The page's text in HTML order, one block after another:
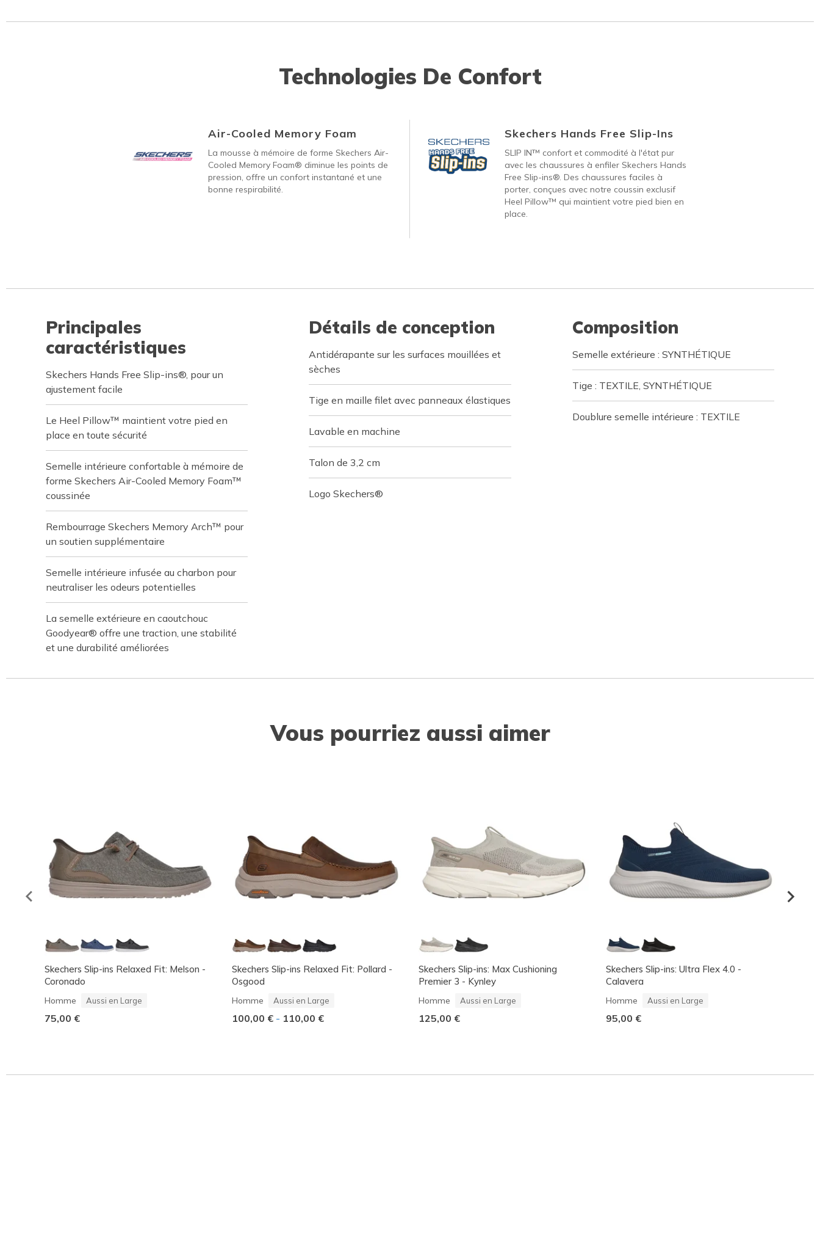
Technologies De Confort
Air-Cooled Memory Foam
La mousse à mémoire de forme Skechers Air-
Cooled Memory Foam® diminue les points de
pression, offre un confort instantané et une
bonne respirabilité.
Skechers Hands Free Slip-Ins
SLIP IN™ confort et commodité à l'état pur
avec les chaussures à enfiler Skechers Hands
Free Slip-ins®. Des chaussures faciles à
porter, conçues avec notre coussin exclusif
Heel Pillow™ qui maintient votre pied bien en
place.
Principales
caractéristiques
Skechers Hands Free Slip-ins®, pour un
ajustement facile
Le Heel Pillow™ maintient votre pied en
place en toute sécurité
Semelle intérieure confortable à mémoire de
forme Skechers Air-Cooled Memory Foam™
coussinée
Rembourrage Skechers Memory Arch™ pour
un soutien supplémentaire
Semelle intérieure infusée au charbon pour
neutraliser les odeurs potentielles
La semelle extérieure en caoutchouc
Goodyear® offre une traction, une stabilité
et une durabilité améliorées
Détails de conception
Antidérapante sur les surfaces mouillées et
sèches
Tige en maille filet avec panneaux élastiques
Lavable en machine
Talon de 3,2 cm
Logo Skechers®
Composition
Semelle extérieure : SYNTHÉTIQUE
Tige : TEXTILE, SYNTHÉTIQUE
Doublure semelle intérieure : TEXTILE
Vous pourriez aussi aimer
Skechers Slip-ins Relaxed Fit: Melson -
Coronado
Homme Aussi en Large
75,00 €
Skechers Slip-ins Relaxed Fit: Pollard -
Osgood
Homme Aussi en Large
100,00 € - 110,00 €
Skechers Slip-ins: Max Cushioning
Premier 3 - Kynley
Homme Aussi en Large
125,00 €
Skechers Slip-ins: Ultra Flex 4.0 -
Calavera
Homme Aussi en Large
95,00 €